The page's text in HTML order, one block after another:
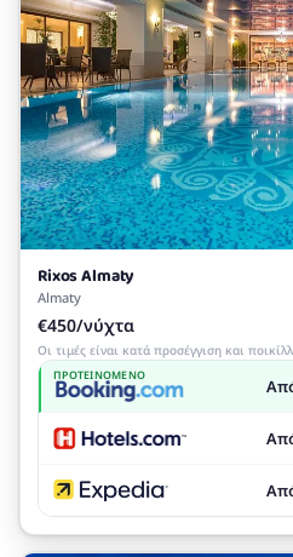
Rixos Almaty
Almaty
€450/νύχτα
Οι τιμές είναι κατά προσέγγιση και
ΠΡΟΤΕΙΝΌΜΕΝΟ